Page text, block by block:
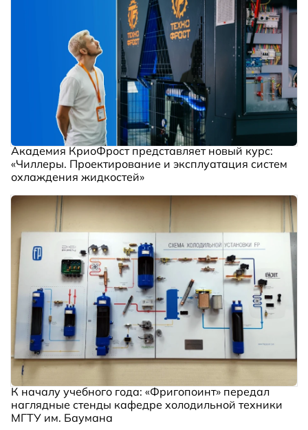
Академия КриоФрост представляет новый курс:
«Чиллеры. Проектирование и эксплуатация систем
охлаждения жидкостей»
К началу учебного года: «Фригопоинт» передал
наглядные стенды кафедре холодильной техники
МГТУ им. Баумана